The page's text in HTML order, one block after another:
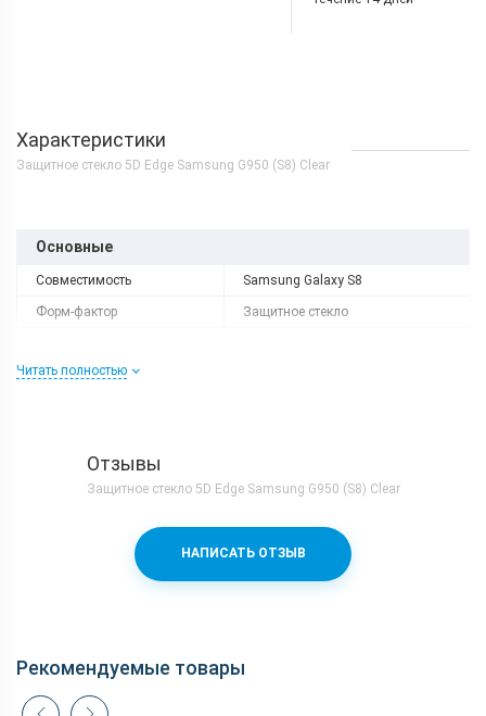
Характеристики
Защитное стекло 5D Edge Samsung G950 (S8) Clear
Основные
Совместимость Samsung Galaxy S8
Форм-фактор Защитное стекло
Читать полностью
Отзывы
Защитное стекло 5D Edge Samsung G950 (S8) Clear
НАПИСАТЬ ОТЗЫВ
Рекомендуемые товары